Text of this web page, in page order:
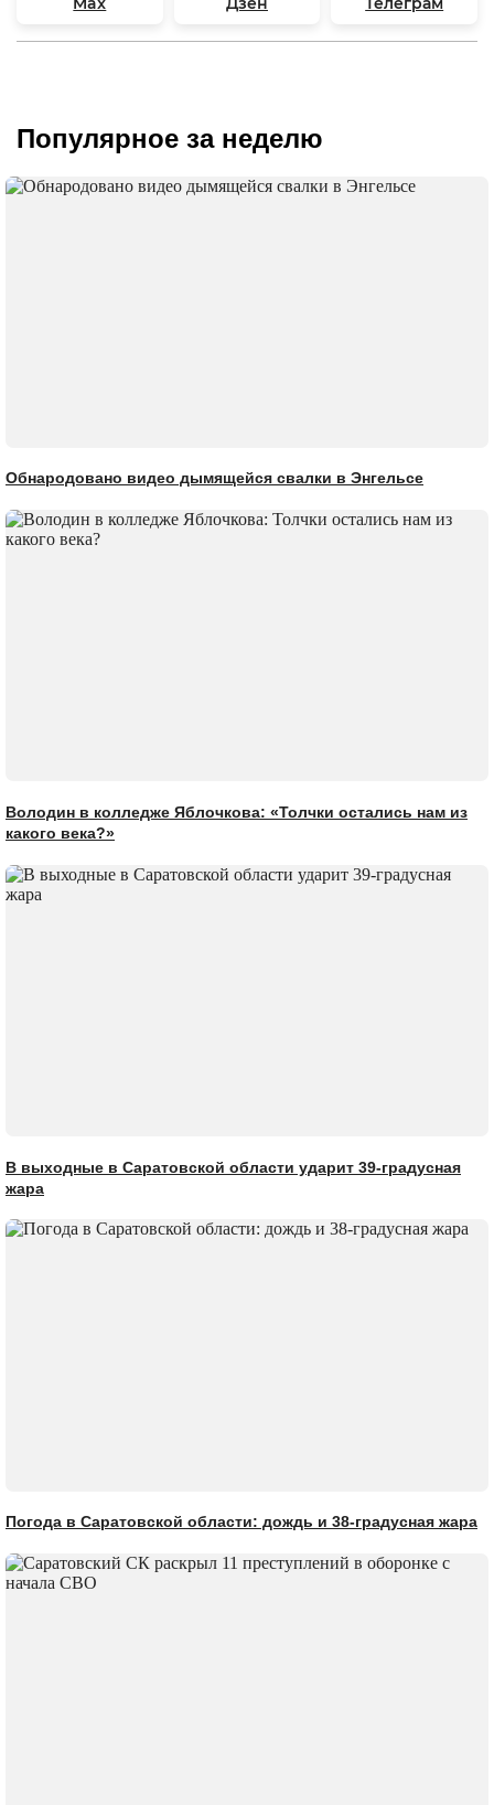
Популярное за неделю
Обнародовано видео дымящейся свалки в Энгельсе
Володин в колледже Яблочкова: «Толчки остались нам из
какого века?»
В выходные в Саратовской области ударит 39-градусная
жара
Погода в Саратовской области: дождь и 38-градусная жара